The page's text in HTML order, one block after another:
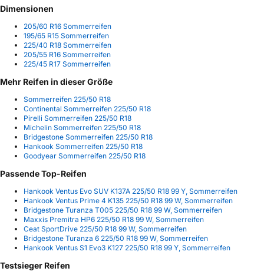
Dimensionen
205/60 R16 Sommerreifen
195/65 R15 Sommerreifen
225/40 R18 Sommerreifen
205/55 R16 Sommerreifen
225/45 R17 Sommerreifen
Mehr Reifen in dieser Größe
Sommerreifen 225/50 R18
Continental Sommerreifen 225/50 R18
Pirelli Sommerreifen 225/50 R18
Michelin Sommerreifen 225/50 R18
Bridgestone Sommerreifen 225/50 R18
Hankook Sommerreifen 225/50 R18
Goodyear Sommerreifen 225/50 R18
Passende Top-Reifen
Hankook Ventus Evo SUV K137A 225/50 R18 99 Y, Sommerreifen
Hankook Ventus Prime 4 K135 225/50 R18 99 W, Sommerreifen
Bridgestone Turanza T005 225/50 R18 99 W, Sommerreifen
Maxxis Premitra HP6 225/50 R18 99 W, Sommerreifen
Ceat SportDrive 225/50 R18 99 W, Sommerreifen
Bridgestone Turanza 6 225/50 R18 99 W, Sommerreifen
Hankook Ventus S1 Evo3 K127 225/50 R18 99 Y, Sommerreifen
Testsieger Reifen